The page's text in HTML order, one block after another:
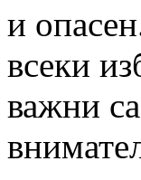
и
всеки
важни